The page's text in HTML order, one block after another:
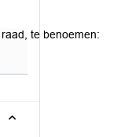
te benoemen: